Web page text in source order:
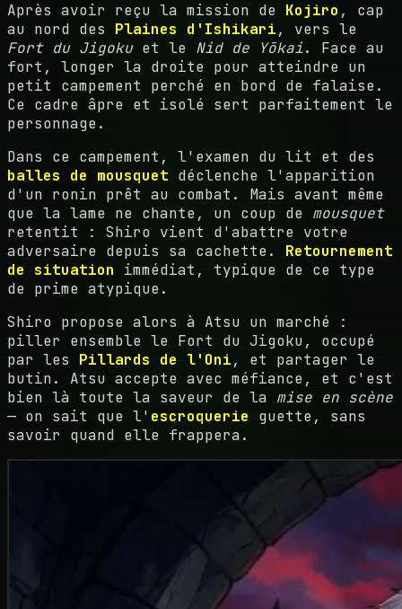
Après avoir reçu la mission de Kojiro , cap
au nord des Plaines d'Ishikari, vers le
Fort du Jigokuet le Nid de Yōkai. Face au
fort, longer la droite pour atteindre un
petit campement perché en bord de falaise.
Ce cadre âpre et isolé sert parfaitement le
personnage.
Dans ce campement, l'examen du lit et des
balles de mousquet déclenche l'apparition
d'un ronin prêt au combat. Mais avant même
que la lame ne chante, un coup de mousquet
retentit : Shiro vient d'abattre votre
adversaire depuis sa cachette. Retournement
de situation immédiat, typique de ce type
de prime atypique.
Shiro propose alors à Atsu un marché :
piller ensemble le Fort du Jigoku, occupé
par les Pillards de l'Oni, et partager le
butin. Atsu accepte avec méfiance, et c'est
bien là toute la saveur de la mise en scène
— on sait que l' escroquerie guette, sans
savoir quand elle frappera.